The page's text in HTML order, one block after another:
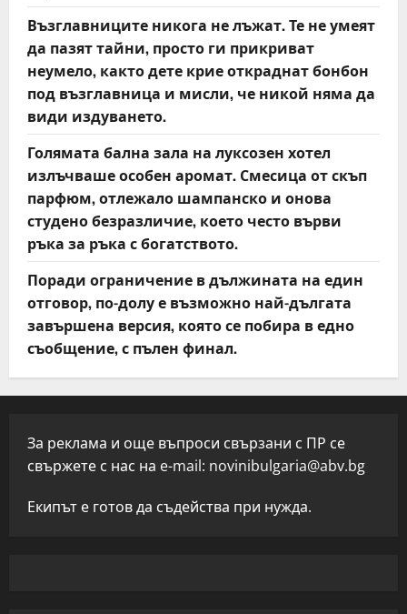
Възглавниците никога не лъжат. Те не умеят
да пазят тайни, просто ги прикриват
неумело, както дете крие откраднат бонбон
под възглавница и мисли, че никой няма да
види издуването.
Голямата бална зала на луксозен хотел
излъчваше особен аромат. Смесица от скъп
парфюм, отлежало шампанско и онова
студено безразличие, което често върви
ръка за ръка с богатството.
Поради ограничение в дължината на един
отговор, по-долу е възможно най-дългата
завършена версия, която се побира в едно
съобщение, с пълен финал.
За реклама и още въпроси свързани с ПР се
свържете с нас на e-mail: novinibulgaria@abv.bg
Екипът е готов да съдейства при нужда.